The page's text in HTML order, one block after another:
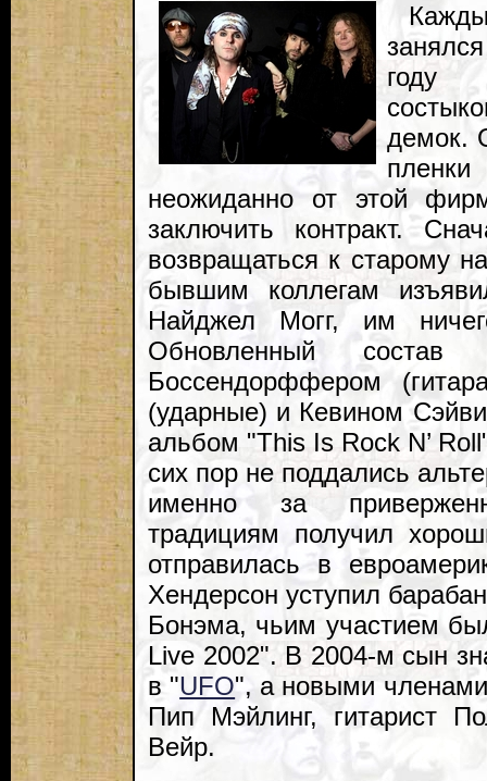
демок.
неожиданно от этой
заключить контракт.
возвращаться к старому
бывшим коллегам
Найджел Могг, им
Обновленный
Боссендорффером
(ударные) и Кевином
альбом "This Is Rock N’
сих пор не поддались
именно за
традициям получил
отправилась в
Хендерсон уступил
Бонэма, чьим участием
Live 2002". В 2004-м сын
в "UFO", а новыми
Пип Мэйлинг, гитарист
Вейр.